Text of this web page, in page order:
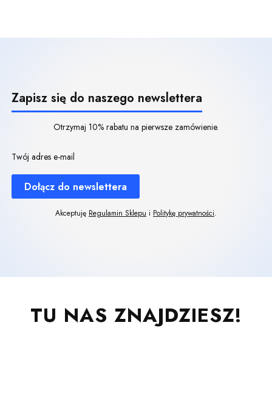
Zapisz się do naszego newslettera
Otrzymaj 10% rabatu na pierwsze zamówienie.
Twój adres e-mail
Dołącz do newslettera
Akceptuję Regulamin Sklepu i Politykę prywatności.
TU NAS ZNAJDZIESZ!